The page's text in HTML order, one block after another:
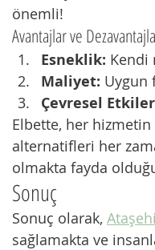
önemli!
Avantajlar ve
Esneklik: Kendi
Maliyet: Uygun
Çevresel
Elbette, her hizmetin
alternatifleri her
olmakta fayda
Sonuç
Sonuç olarak,
sağlamakta ve